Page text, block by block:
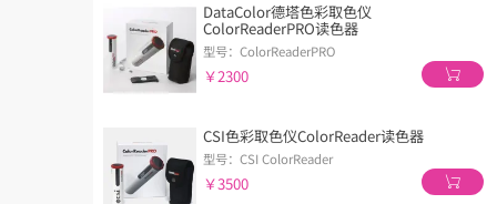
DataColor德塔色彩取色仪
ColorReaderPRO读色器
型号：ColorReaderPRO
￥2300
CSI色彩取色仪ColorReader读色器
型号：CSI ColorReader
￥3500